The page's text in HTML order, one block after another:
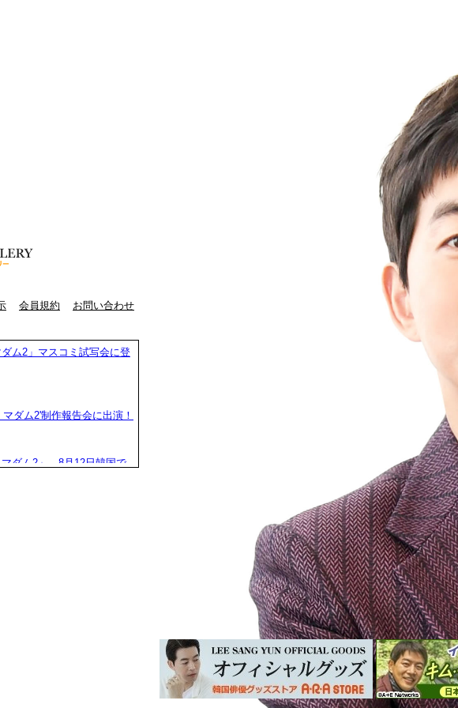
会員規約 お問い合わせ
ム2」マスコミ試写会に登
ダム2'制作報告会に出演！
ダム2」、8月12日韓国で
商人」今日(8日)開幕！
ニスの商人」初舞台！